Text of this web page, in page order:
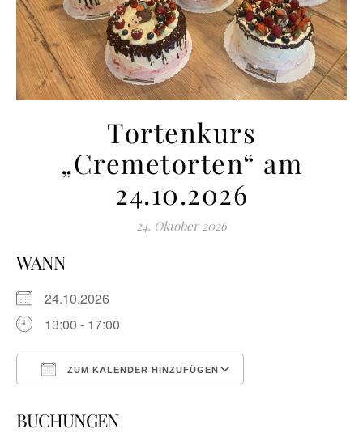
Tortenkurs
„Cremetorten“ am
24.10.2026
24. Oktober 2026
WANN
24.10.2026
13:00 - 17:00
ZUM KALENDER HINZUFÜGEN
BUCHUNGEN